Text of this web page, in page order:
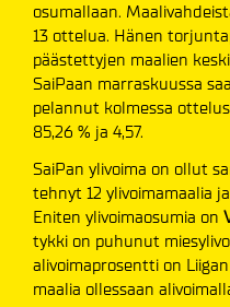
osumallaan.
13 ottelua. Hänen
päästettyjen maalien
SaiPaan marraskuussa
pelannut kolmessa
85,26 % ja 4,57.
SaiPan ylivoima on ollut
tehnyt 12 ylivoimamaalia
Eniten ylivoimaosumia on
tykki on puhunut
alivoimaprosentti on
maalia ollessaan